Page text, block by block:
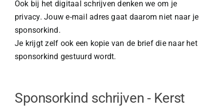
Ook bij het digitaal schrijven denken we om je
privacy. Jouw e-mail adres gaat daarom niet naar je
sponsorkind.
Je krijgt zelf ook een kopie van de brief die naar het
sponsorkind gestuurd wordt.
Sponsorkind
schrijven
Sponsorkind schrijven - Kerst